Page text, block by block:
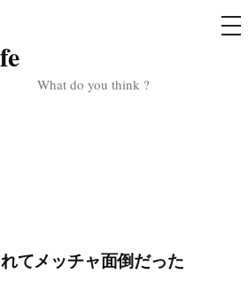
What do you think ?
メ
ニ
てメッチャ面倒だった